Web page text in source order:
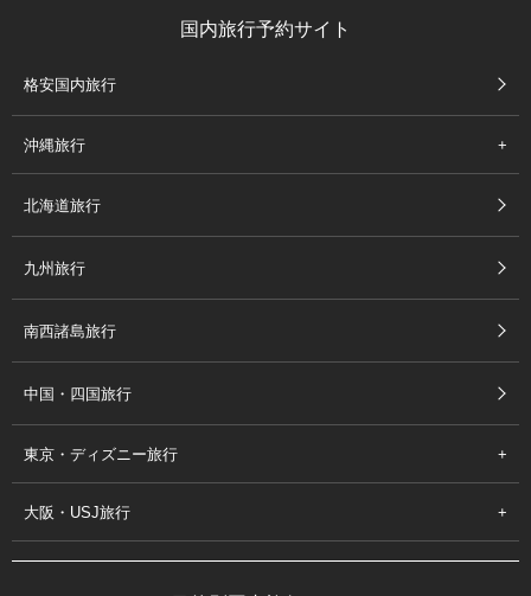
国内旅行予約サイト
格安国内旅行
沖縄旅行
北海道旅行
九州旅行
南西諸島旅行
中国・四国旅行
東京・ディズニー旅行
大阪・USJ旅行